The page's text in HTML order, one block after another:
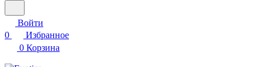
Войти
0
Избранное
0 Корзина